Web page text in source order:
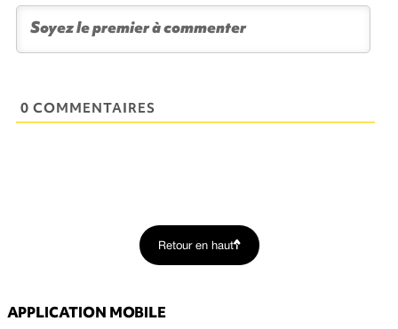
0 COMMENTAIRES
Retour en haut
APPLICATION MOBILE